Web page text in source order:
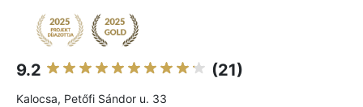
9.2 (21)
Kalocsa, Petőfi Sándor u. 33